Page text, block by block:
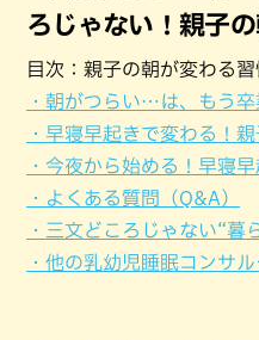
ろじゃない！親子
目次：親子の朝が変わる習
・朝がつらい…は、もう卒
・早寝早起きで変わる！
・今夜から始める！早寝
・よくある質問（Q&A）
・三文どころじゃない“暮
・他の乳幼児睡眠コンサ